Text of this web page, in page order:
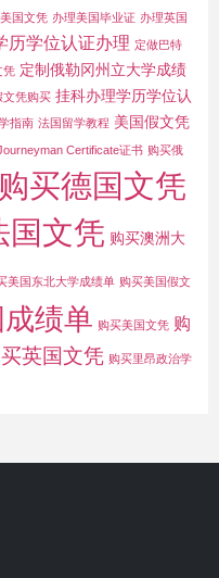
国文凭 办理美国毕业证 办理英国
历学位认证办理 定做巴特
凭 定制俄勒冈州立大学成绩
文凭购买 挂科办理学历学位认
指南 法国留学教程 美国假文凭
Certificate证书 购买俄
购买德国文凭
国文凭 购买澳洲大
美国东北大学成绩单 购买美国假文
绩单 购买美国文凭 购
英国文凭 购买里昂政治学